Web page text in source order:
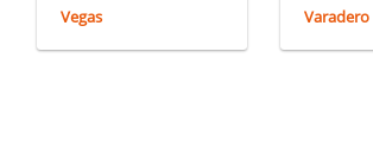
Vegas
Varadero